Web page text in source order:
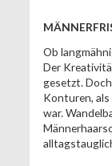
Ob
Der
gesetzt.
Konturen, als
war.